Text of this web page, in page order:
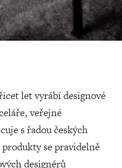
let vyrábí designové
veřejné
s řadou českých
se pravidelně
designérů